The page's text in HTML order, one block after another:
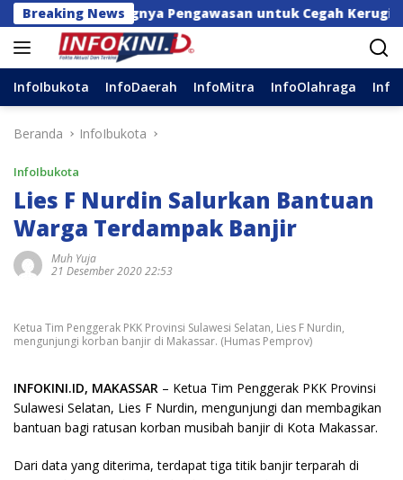
Langsung
ke
konten
Breaking News
Pentingnya Pengawasan untuk Cegah Kerugian Daerah
InfoIbukota InfoDaerah InfoMitra InfoOlahraga
Beranda InfoIbukota
InfoIbukota
Lies F Nurdin Salurkan Bantuan
Warga Terdampak Banjir
Muh Yuja
21 Desember 2020 22:53
Ketua Tim Penggerak PKK Provinsi Sulawesi Selatan, Lies F Nurdin,
mengunjungi korban banjir di Makassar. (Humas Pemprov)
INFOKINI.ID, MAKASSAR – Ketua Tim Penggerak PKK Provinsi
Sulawesi Selatan, Lies F Nurdin, mengunjungi dan membagikan
bantuan bagi ratusan korban musibah banjir di Kota Makassar.
Dari data yang diterima, terdapat tiga titik banjir terparah di